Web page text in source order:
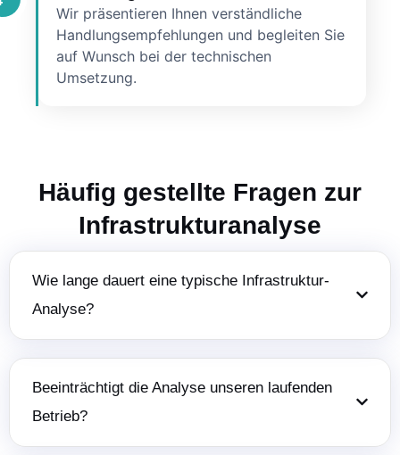
Wir präsentieren Ihnen verständliche
Handlungsempfehlungen und begleiten Sie
auf Wunsch bei der technischen
Umsetzung.
Häufig gestellte Fragen zur
Infrastrukturanalyse
Wie lange dauert eine typische Infrastruktur-
Analyse?
Beeinträchtigt die Analyse unseren laufenden
Betrieb?